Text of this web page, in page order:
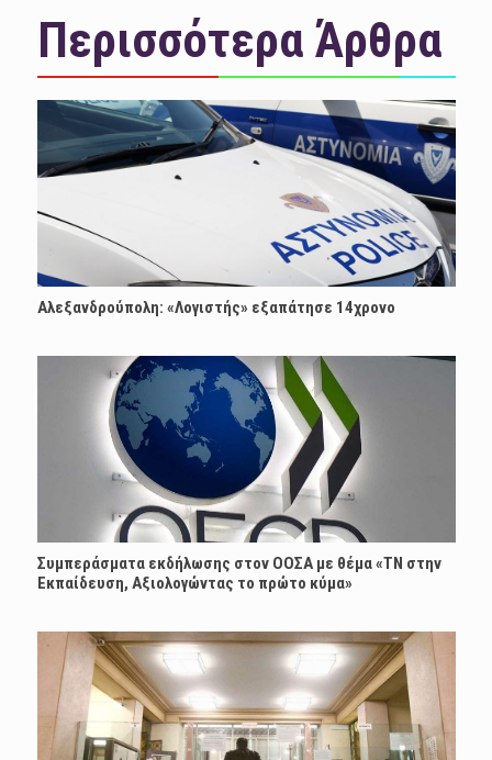
Περισσότερα Άρθρα
Αλεξανδρούπολη: «Λογιστής» εξαπάτησε 14χρονο
Συμπεράσματα εκδήλωσης στον ΟΟΣΑ με θέμα «ΤΝ στην
Εκπαίδευση, Αξιολογώντας το πρώτο κύμα»